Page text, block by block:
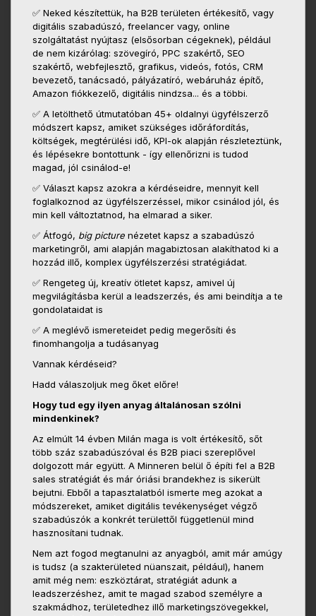
✅ Neked készítettük, ha B2B területen értékesítő, vagy
digitális szabadúszó, freelancer vagy, online
szolgáltatást nyújtasz (elsősorban cégeknek), például
de nem kizárólag: szövegíró, PPC szakértő, SEO
szakértő, webfejlesztő, grafikus, videós, fotós, CRM
bevezető, tanácsadó, pályázatíró, webáruház építő,
Amazon fiókkezelő, digitális nindzsa... és a többi.
✅ A letölthető útmutatóban 45+ oldalnyi ügyfélszerző
módszert kapsz, amiket szükséges időráfordítás,
költségek, megtérülési idő, KPI-ok alapján részleteztünk,
és lépésekre bontottunk - így ellenőrizni is tudod
magad, jól csinálod-e!
✅ Választ kapsz azokra a kérdéseidre, mennyit kell
foglalkoznod az ügyfélszerzéssel, mikor csinálod jól, és
min kell változtatnod, ha elmarad a siker.
✅ Átfogó, big picture nézetet kapsz a szabadúszó
marketingről, ami alapján magabiztosan alakíthatod ki a
hozzád illő, komplex ügyfélszerzési stratégiádat.
✅ Rengeteg új, kreatív ötletet kapsz, amivel új
megvilágításba kerül a leadszerzés, és ami beindítja a te
gondolataidat is
✅ A meglévő ismereteidet pedig megerősíti és
finomhangolja a tudásanyag
Vannak kérdéseid?
Hadd válaszoljuk meg őket előre!
Hogy tud egy ilyen anyag általánosan szólni
mindenkinek?
Az elmúlt 14 évben Milán maga is volt értékesítő, sőt
több száz szabadúszóval és B2B piaci szereplővel
dolgozott már együtt. A Minneren belül ő építi fel a B2B
sales stratégiát és már óriási brandekhez is sikerült
bejutni. Ebből a tapasztalatból ismerte meg azokat a
módszereket, amiket digitális tevékenységet végző
szabadúszók a konkrét területtől függetlenül mind
hasznosítani tudnak.
Nem azt fogod megtanulni az anyagból, amit már amúgy
is tudsz (a szakterületed nüanszait, például), hanem
amit még nem: eszköztárat, stratégiát adunk a
leadszerzéshez, amit te magad szabod személyre a
szakmádhoz, területedhez illő marketingszövegekkel,